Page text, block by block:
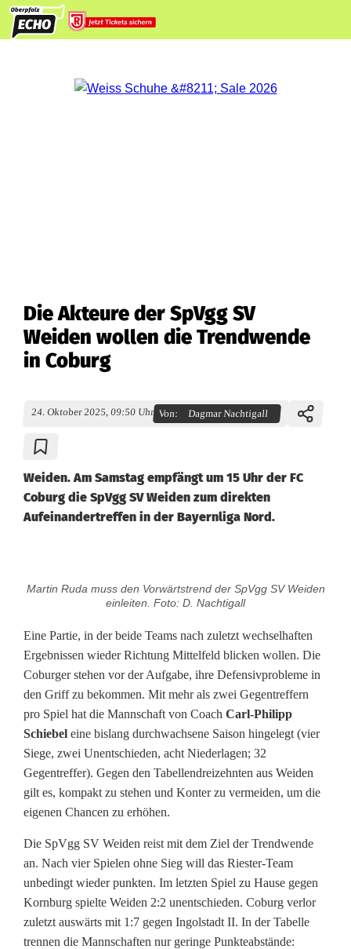
Die Akteure der SpVgg SV
Weiden wollen die Trendwende
in Coburg
24. Oktober 2025, 09:50 Uhr Von: Dagmar Nachtigall
Weiden. Am Samstag empfängt um 15 Uhr der FC
Coburg die SpVgg SV Weiden zum direkten
Aufeinandertreffen in der Bayernliga Nord.
e
A
k
t
e
u
r
e
d
e
r
Martin Ruda muss den Vorwärtstrend der SpVgg SV Weiden
einleiten. Foto: D. Nachtigall
Eine Partie, in der beide Teams nach zuletzt wechselhaften
Ergebnissen wieder Richtung Mittelfeld blicken wollen. Die
Coburger stehen vor der Aufgabe, ihre Defensivprobleme in
den Griff zu bekommen. Mit mehr als zwei Gegentreffern
pro Spiel hat die Mannschaft von Coach Carl-Philipp
Schiebel eine bislang durchwachsene Saison hingelegt (vier
Siege, zwei Unentschieden, acht Niederlagen; 32
Gegentreffer). Gegen den Tabellendreizehnten aus Weiden
gilt es, kompakt zu stehen und Konter zu vermeiden, um die
eigenen Chancen zu erhöhen.
Die SpVgg SV Weiden reist mit dem Ziel der Trendwende
an. Nach vier Spielen ohne Sieg will das Riester-Team
unbedingt wieder punkten. Im letzten Spiel zu Hause gegen
Kornburg spielte Weiden 2:2 unentschieden. Coburg verlor
zuletzt auswärts mit 1:7 gegen Ingolstadt II. In der Tabelle
trennen die Mannschaften nur geringe Punkteabstände: